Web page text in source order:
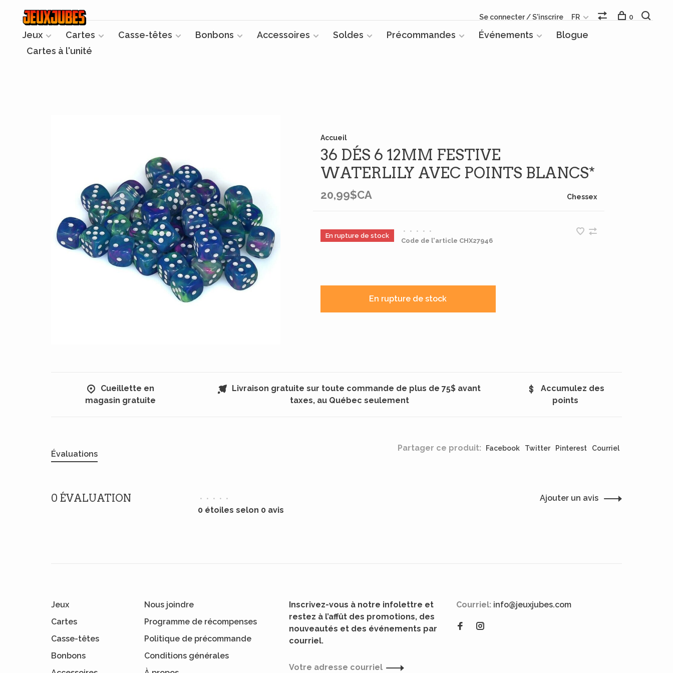
Jeux Cartes Casse-têtes Bonbons Accessoires Soldes Précommandes Événements
Blogue
Cartes à l'unité
Se connecter / S'inscrire FR 0
Accueil
36 DÉS 6 12MM FESTIVE
WATERLILY AVEC POINTS BLANCS*
20,99$CA Chessex
En rupture de stock
• • • •
•
Code de l'article CHX27946
En rupture de stock
Cueillette en
magasin gratuite
Livraison gratuite sur toute commande de plus de 75$ avant
taxes, au Québec seulement
Accumulez des
points
Partager ce produit: Facebook Twitter Pinterest Courriel
Évaluations
0 ÉVALUATION • • • • •
0 étoiles selon 0 avis
Ajouter un avis
Jeux
Cartes
Casse-têtes
Bonbons
Nous joindre
Programme de récompenses
Politique de précommande
Conditions générales
Inscrivez-vous à notre infolettre et
restez à l’affût des promotions, des
nouveautés et des événements par
courriel.
Courriel: info@jeuxjubes.com